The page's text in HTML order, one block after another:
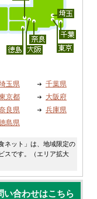
玉県
千葉県
京都
大阪府
良県
兵庫県
島県
食ネット」は、地域限定の
スです。（エリア拡大
い合わせはこちら